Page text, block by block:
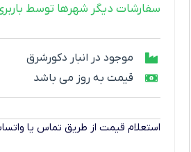
سفارشات دیگر شهرها توسط باربری و طی ۲
موجود در انبار دکورشرق
قیمت به روز می باشد
استعلام قیمت از طریق تماس یا